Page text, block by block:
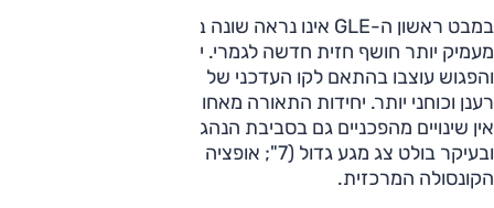
במבט ראשון ה-GLE אינו נראה שונה ביחס לקודמו, אך מבט
מעמיק יותר חושף חזית חדשה לגמרי. יחידות התאורה, הסבכה
והפגוש עוצבו בהתאם לקו העדכני של מרצדס ליצירת מראה
רענן וכוחני יותר. יחידות התאורה מאחור מעודכנות והפגוש שונה.
אין שינויים מהפכניים גם בסביבת הנהג, אך העיצוב עודכן במעט
הקונסולה המרכזית.